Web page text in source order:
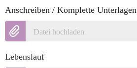
Anschreiben / Komplette Unterlagen
Datei hochladen
Lebenslauf